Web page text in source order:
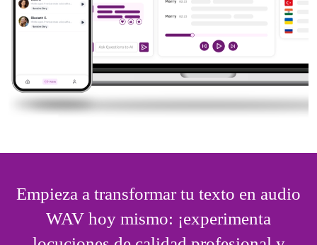
Empieza a transformar tu texto en audio
WAV hoy mismo: ¡experimenta